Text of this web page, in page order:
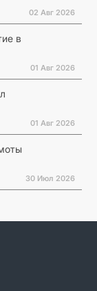
02 Авг 2026
в
01 Авг 2026
01 Авг 2026
30 Июл 2026